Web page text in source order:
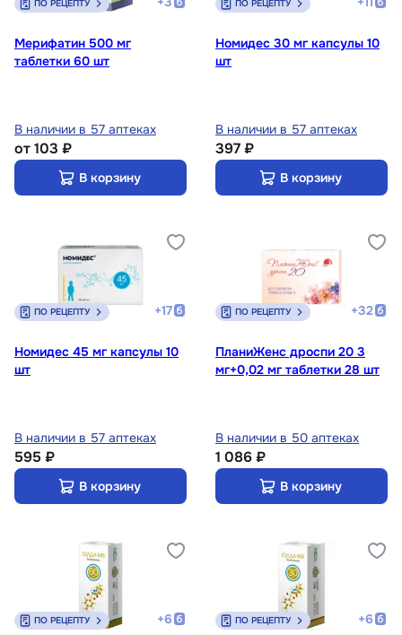
ПО РЕЦЕПТУ
Мерифатин 500 мг
таблетки 60 шт
В наличии в 57 аптеках
от103 ₽
В корзину
ПО РЕЦЕПТУ
Номидес 30 мг капсулы 10
шт
В наличии в 57 аптеках
397 ₽
В корзину
ПО РЕЦЕПТУ +17
Номидес 45 мг капсулы 10
шт
В наличии в 57 аптеках
595 ₽
В корзину
ПО РЕЦЕПТУ +32
ПланиЖенс дроспи 20 3
мг+0,02 мг таблетки 28 шт
В наличии в 50 аптеках
1 086 ₽
В корзину
ПО РЕЦЕПТУ +6 ПО РЕЦЕПТУ +6